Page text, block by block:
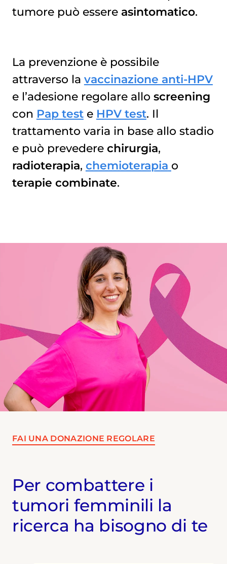
tumore può essere asintomatico.
La prevenzione è possibile
attraverso la vaccinazione anti-HPV
e l’adesione regolare allo screening
con Pap teste HPV test. Il
trattamento varia in base allo stadio
e può prevedere chirurgia,
radioterapia, chemioterapia o
terapie combinate.
FAI UNA DONAZIONE REGOLARE
Per combattere i
tumori femminili la
ricerca ha bisogno di te